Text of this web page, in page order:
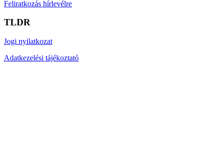
Feliratkozás hírlevélre
TLDR
Jogi nyilatkozat
Adatkezelési tájékoztató